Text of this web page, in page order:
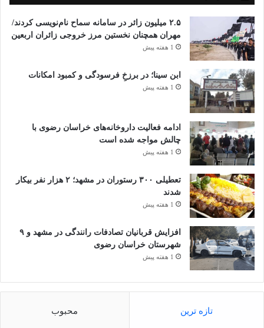
۲.۵ میلیون زائر در سامانه سماح نام‌نویسی کردند/
مهران همچنان نخستین مرز خروجی زائران اربعین
1 هفته پیش
ابن سینا؛ در برزخِ فرسودگی و کمبود امکانات
1 هفته پیش
ادامه فعالیت داروخانه‌های خراسان رضوی با
چالش مواجه شده است
1 هفته پیش
تعطیلی ۳۰۰ رستوران در مشهد؛ ۲ هزار نفر بیکار
شدند
1 هفته پیش
افزایش قربانیان تصادفات رانندگی در مشهد و ۹
شهرستان خراسان رضوی
1 هفته پیش
تازه ترین محبوب